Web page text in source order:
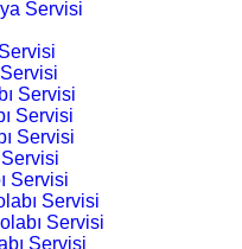
Servisi
Servisi
Servisi
Servisi
Servisi
Servisi
Servisi
Servisi